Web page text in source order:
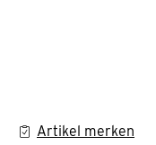
Artikel merken